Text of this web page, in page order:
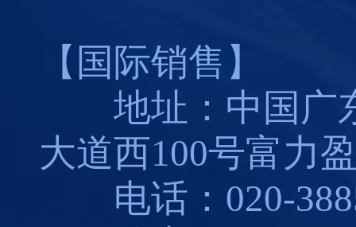
【国际销售】
地址：中国广
大道西100号富力
电话：020-